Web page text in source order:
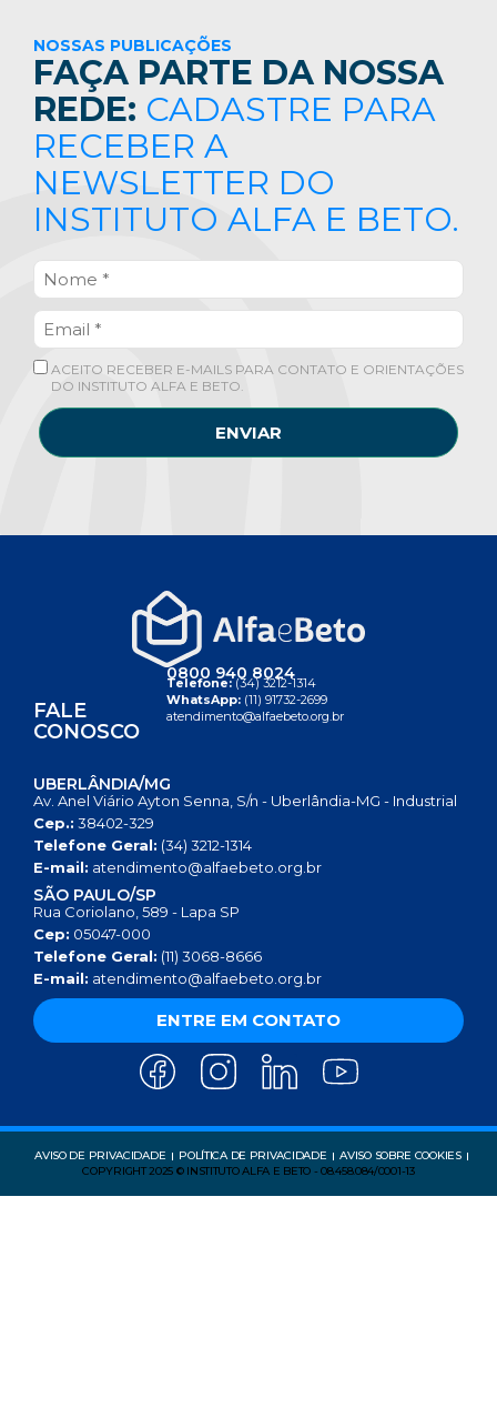
NOSSAS PUBLICAÇÕES
FAÇA PARTE DA NOSSA
REDE: CADASTRE PARA
RECEBER A
NEWSLETTER DO
INSTITUTO ALFA E BETO.
ACEITO RECEBER E-MAILS PARA CONTATO E ORIENTAÇÕES
DO INSTITUTO ALFA E BETO.
ENVIAR
FALE
CONOSCO
0800 940 8024
Telefone:(34) 3212-1314
WhatsApp: (11) 91732-2699
atendimento@alfaebeto.org.br
UBERLÂNDIA/MG
Av. Anel Viário Ayton Senna, S/n - Uberlândia-MG - Industrial
Cep.: 38402-329
Telefone Geral: (34) 3212-1314
E-mail: atendimento@alfaebeto.org.br
SÃO PAULO/SP
Rua Coriolano, 589 - Lapa SP
Cep: 05047-000
Telefone Geral: (11) 3068-8666
E-mail: atendimento@alfaebeto.org.br
ENTRE EM CONTATO
AVISO DE PRIVACIDADE POLÍTICA DE PRIVACIDADE
AVISO SOBRE COOKIES
COPYRIGHT 2025 © INSTITUTO ALFA E BETO - 08.458.084/0001-13